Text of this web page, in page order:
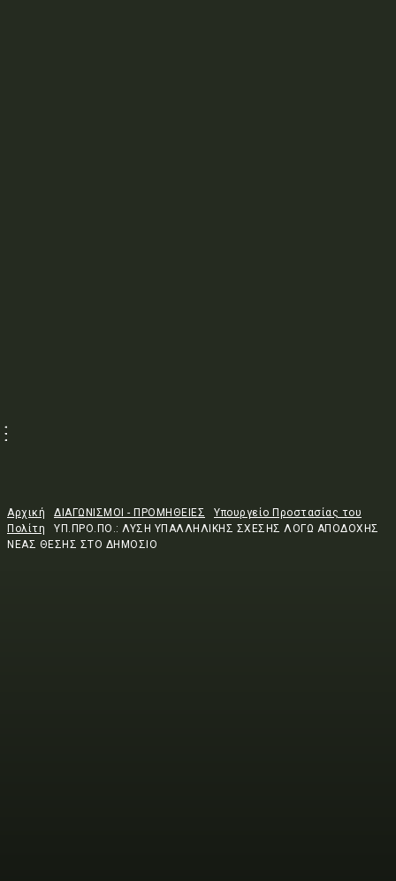
Αρχική ΔΙΑΓΩΝΙΣΜΟΙ - ΠΡΟΜΗΘΕΙΕΣ
Υπουργείο Προστασίας του
Πολίτη
ΥΠ.ΠΡΟ.ΠΟ.: ΛΥΣΗ ΥΠΑΛΛΗΛΙΚΗΣ ΣΧΕΣΗΣ ΛΟΓΩ ΑΠΟΔΟΧΗΣ
ΝΕΑΣ ΘΕΣΗΣ ΣΤΟ ΔΗΜΟΣΙΟ